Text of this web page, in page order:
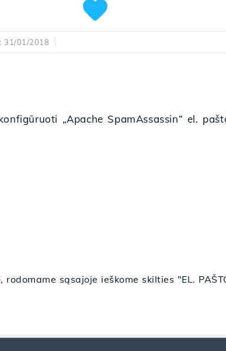
31/01/2018
„Apache SpamAssassin“ el.
sąsajoje ieškome skilties "EL.